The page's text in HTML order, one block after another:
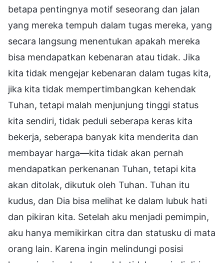
betapa pentingnya motif seseorang dan jalan
yang mereka tempuh dalam tugas mereka, yang
secara langsung menentukan apakah mereka
bisa mendapatkan kebenaran atau tidak. Jika
kita tidak mengejar kebenaran dalam tugas kita,
jika kita tidak mempertimbangkan kehendak
Tuhan, tetapi malah menjunjung tinggi status
kita sendiri, tidak peduli seberapa keras kita
bekerja, seberapa banyak kita menderita dan
membayar harga—kita tidak akan pernah
mendapatkan perkenanan Tuhan, tetapi kita
akan ditolak, dikutuk oleh Tuhan. Tuhan itu
kudus, dan Dia bisa melihat ke dalam lubuk hati
dan pikiran kita. Setelah aku menjadi pemimpin,
aku hanya memikirkan citra dan statusku di mata
orang lain. Karena ingin melindungi posisi